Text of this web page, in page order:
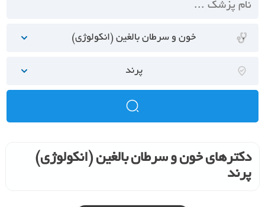
خون و سرطان بالغین (انکولوژی)
پرند
دکترهای خون و سرطان بالغین (انکولوژی)
پرند